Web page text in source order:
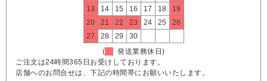
13
14 15 16 17 18
19
20
21 22 23 24 25
26
27
28 29
30
(
発送業務休日)
ご注文は24時間365日お受けしております。
店舗へのお問合せは、下記の時間帯にお願いいたします。